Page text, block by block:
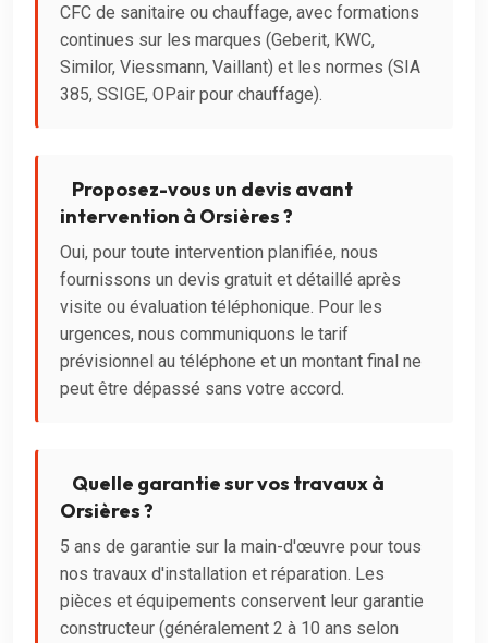
CFC de sanitaire ou chauffage, avec formations
continues sur les marques (Geberit, KWC,
Similor, Viessmann, Vaillant) et les normes (SIA
385, SSIGE, OPair pour chauffage).
Proposez-vous un devis avant
intervention à Orsières ?
Oui, pour toute intervention planifiée, nous
fournissons un devis gratuit et détaillé après
visite ou évaluation téléphonique. Pour les
urgences, nous communiquons le tarif
prévisionnel au téléphone et un montant final ne
peut être dépassé sans votre accord.
Quelle garantie sur vos travaux à
Orsières ?
5 ans de garantie sur la main-d'œuvre pour tous
nos travaux d'installation et réparation. Les
pièces et équipements conservent leur garantie
constructeur (généralement 2 à 10 ans selon